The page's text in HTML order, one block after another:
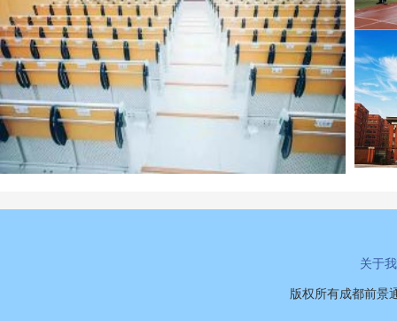
关于
版权所有成都前景